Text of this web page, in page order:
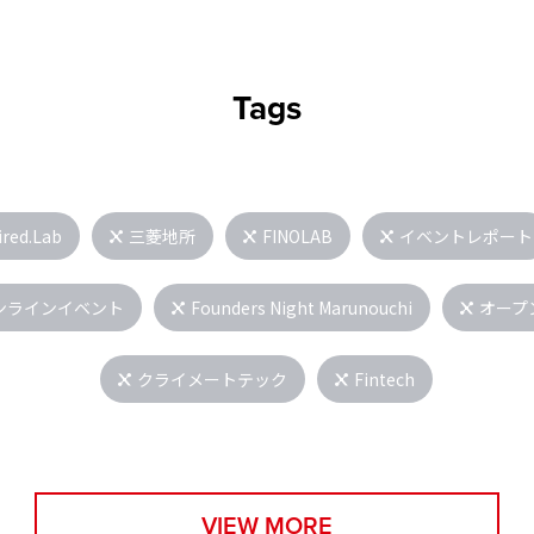
Tags
三菱地所 FINOLAB イベントレポート
ラインイベント Founders Night Marunouchi オー
クライメートテック Fintech
VIEW MORE